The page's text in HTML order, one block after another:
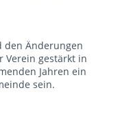
den Änderungen
Verein gestärkt in
Jahren ein
sein.